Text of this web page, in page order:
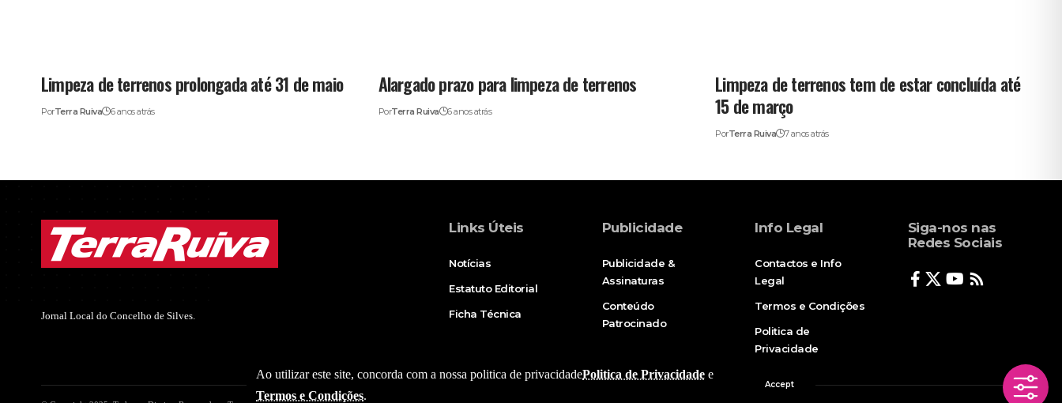
Ao utilizar este site, concorda com a nossa politica de privacidadePolitica de Privacidade e
Termos e Condições.
Accept
Limpeza de terrenos prolongada até 31 de maio
PorTerra Ruiva 6 anos atrás
Alargado prazo para limpeza de terrenos
PorTerra Ruiva 6 anos atrás
Limpeza de terrenos tem de estar concluída até
15 de março
PorTerra Ruiva 7 anos atrás
Jornal Local do Concelho de Silves.
Links Úteis
Notícias
Estatuto Editorial
Ficha Técnica
Publicidade
Publicidade &
Assinaturas
Conteúdo
Patrocinado
Info Legal
Contactos e Info
Legal
Termos e Condições
Politica de
Privacidade
Siga-nos nas
Redes Sociais